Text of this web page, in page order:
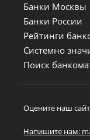
Банки Москвы
Банки России
Рейтинги
Системно
Поиск
Оцените наш
Напишите нам: